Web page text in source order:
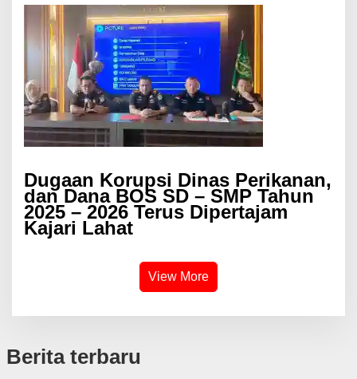
Dugaan Korupsi Dinas Perikanan,
dan Dana BOS SD – SMP Tahun
2025 – 2026 Terus Dipertajam
Kajari Lahat
View More
Berita terbaru